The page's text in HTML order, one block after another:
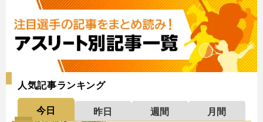
人気記事ランキング
今日 昨日 週間
月間